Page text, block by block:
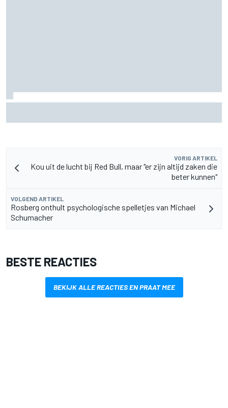
VORIG ARTIKEL
Kou uit de lucht bij Red Bull, maar "er zijn altijd zaken die
beter kunnen"
VOLGEND ARTIKEL
Rosberg onthult psychologische spelletjes van Michael
Schumacher
BESTE REACTIES
BEKIJK ALLE REACTIES EN PRAAT MEE